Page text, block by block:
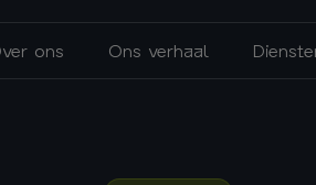
ons Ons verhaal